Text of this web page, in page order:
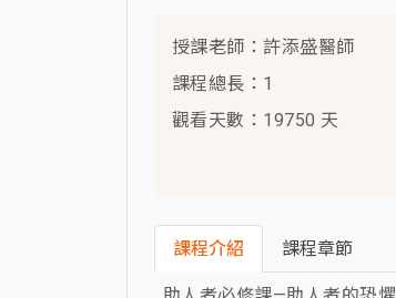
授課老師：許添盛醫師
課程總長：1
觀看天數：19750 天
課程介紹 課程章節